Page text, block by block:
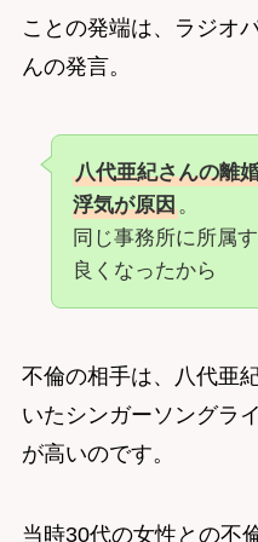
ことの発端は、ラジオ
んの発言。
八代亜紀さんの離
浮気が原因。
同じ事務所に所属
良くなったから
不倫の相手は、八代亜
いたシンガーソングラ
が高いのです。
当時30代の女性との不